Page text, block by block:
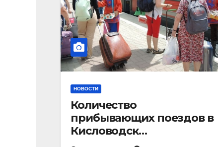
НОВОСТИ
Количество
прибывающих поездов в
Кисловодск
стремительно